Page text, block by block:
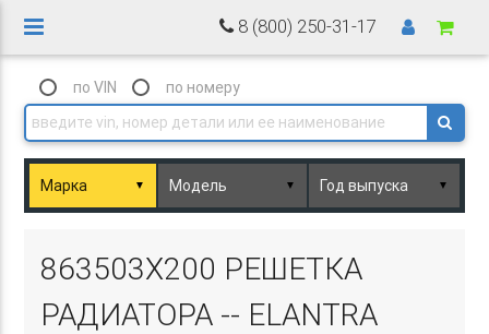
8 (800) 250-31-17
по VIN по номеру
▼ ▼ ▼
863503X200 РЕШЕТКА
РАДИАТОРА -- ELANTRA